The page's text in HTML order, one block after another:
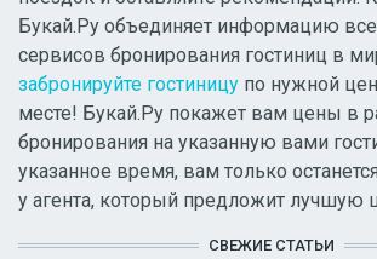
Букай.Ру объединяет информацию
сервисов бронирования гостиниц в
забронируйте гостиницу по нужной
месте! Букай.Ру покажет вам цены в
бронирования на указанную вами
указанное время, вам только
у агента, который предложит лучшую
СВЕЖИЕ СТАТЬИ